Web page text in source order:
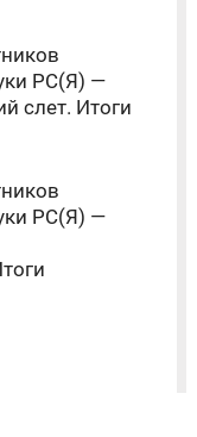
РС(Я) —
слет. Итоги
РС(Я) —